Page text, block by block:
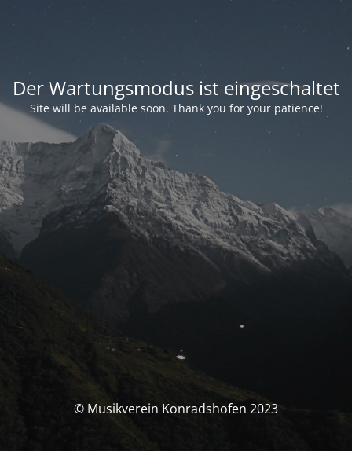
Der Wartungsmodus ist eingeschaltet
Site will be available soon. Thank you for your patience!
© Musikverein Konradshofen 2023